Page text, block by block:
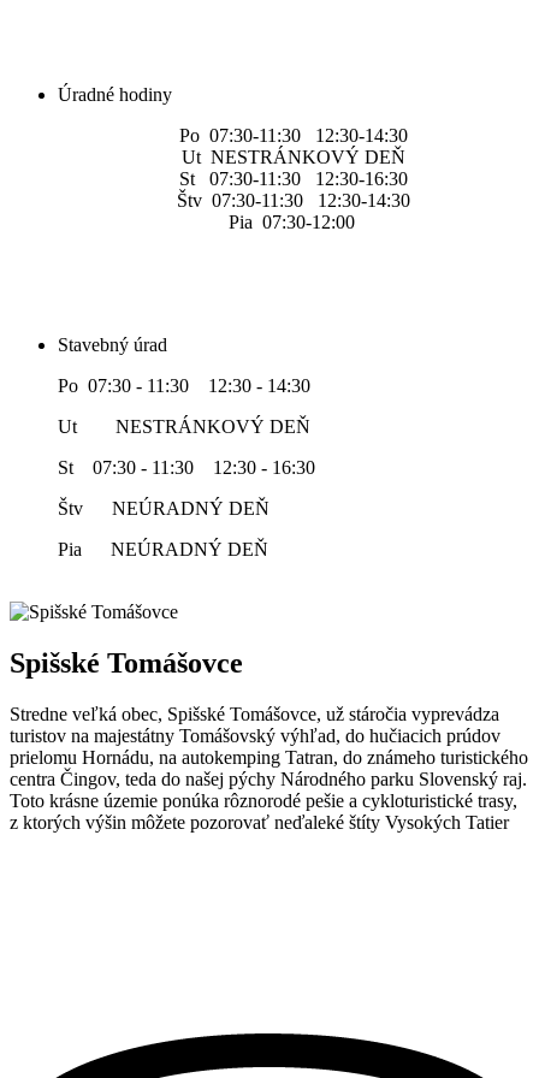
Úradné hodiny
Po 07:30-11:30 12:30-14:30
Ut NESTRÁNKOVÝ DEŇ
St 07:30-11:30 12:30-16:30
Štv 07:30-11:30 12:30-14:30
Pia 07:30-12:00
Stavebný úrad
Po 07:30 - 11:30 12:30 - 14:30
Ut NESTRÁNKOVÝ DEŇ
St 07:30 - 11:30 12:30 - 16:30
Štv NEÚRADNÝ DEŇ
Pia NEÚRADNÝ DEŇ
Spišské Tomášovce
Stredne veľká obec, Spišské Tomášovce, už stáročia vyprevádza
turistov na majestátny Tomášovský výhľad, do hučiacich prúdov
prielomu Hornádu, na autokemping Tatran, do známeho turistického
centra Čingov, teda do našej pýchy Národného parku Slovenský raj.
Toto krásne územie ponúka rôznorodé pešie a cykloturistické trasy,
z ktorých výšin môžete pozorovať neďaleké štíty Vysokých Tatier